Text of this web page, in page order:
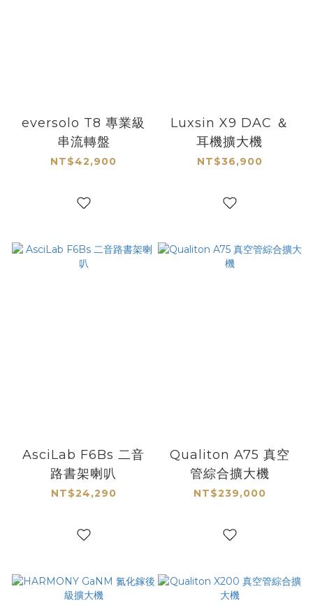
eversolo T8 專業級
串流轉盤
NT$42,900
Luxsin X9 DAC ＆
耳機擴大機
NT$36,900
AsciLab F6Bs 二音
路書架喇叭
NT$24,290
Qualiton A75 真空
管綜合擴大機
NT$239,000